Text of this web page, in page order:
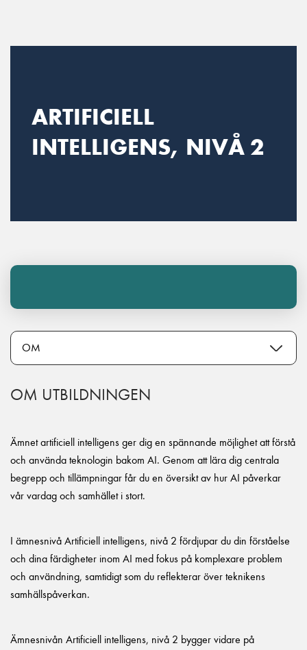
ARTIFICIELL
INTELLIGENS, NIVÅ 2
OM UTBILDNINGEN
Ämnet artificiell intelligens ger dig en spännande möjlighet att förstå
och använda teknologin bakom AI. Genom att lära dig centrala
begrepp och tillämpningar får du en översikt av hur AI påverkar
vår vardag och samhället i stort.
I ämnesnivå Artificiell intelligens, nivå 2 fördjupar du din förståelse
och dina färdigheter inom AI med fokus på komplexare problem
och användning, samtidigt som du reflekterar över teknikens
samhällspåverkan.
Ämnesnivån Artificiell intelligens, nivå 2 bygger vidare på